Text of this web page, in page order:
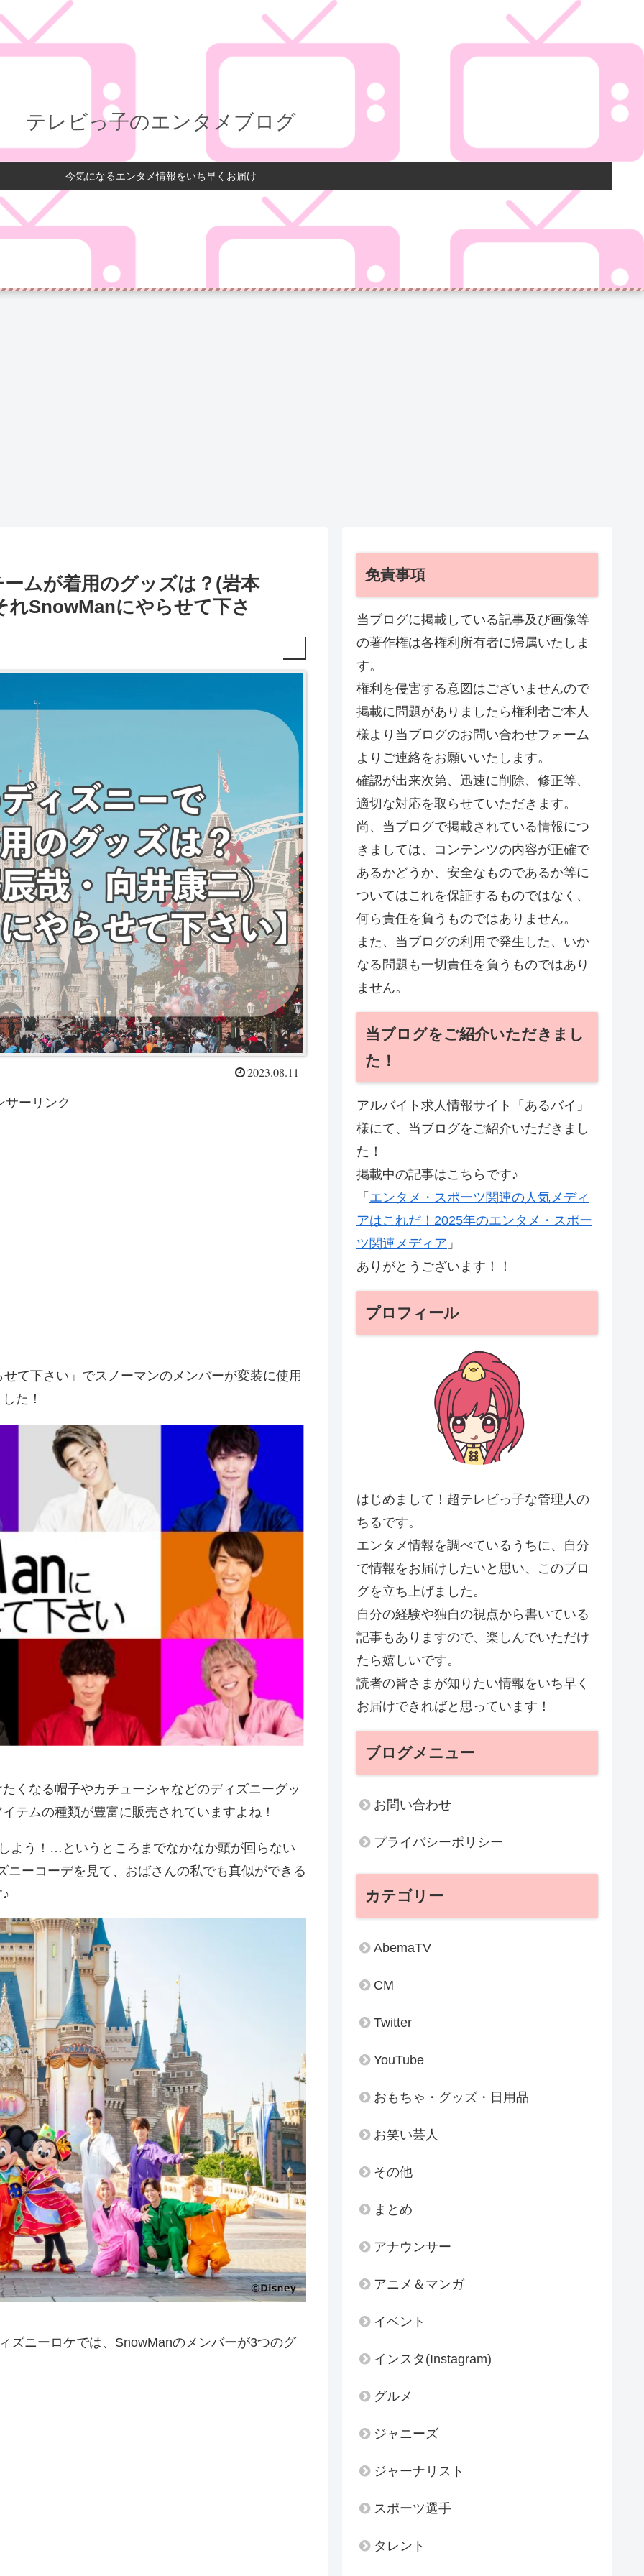
テレビっ子のエンタメブログ
今気になるエンタメ情報をいち早くお届け
ムが着用のグッズは？(岩本
れSnowManにやらせて下さ
2023.08.11
サーリンク
て下さい」でスノーマンのメンバーが変装に使用
た！
くなる帽子やカチューシャなどのディズニーグッ
テムの種類が豊富に販売されていますよね！
よう！…というところまでなかなか頭が回らない
ーコーデを見て、おばさんの私でも真似ができる
ズニーロケでは、SnowManのメンバーが3つのグ
免責事項
当ブログに掲載している記事及び画像等
の著作権は各権利所有者に帰属いたしま
す。
権利を侵害する意図はございませんので
掲載に問題がありましたら権利者ご本人
様より当ブログのお問い合わせフォーム
よりご連絡をお願いいたします。
確認が出来次第、迅速に削除、修正等、
適切な対応を取らせていただきます。
尚、当ブログで掲載されている情報につ
きましては、コンテンツの内容が正確で
あるかどうか、安全なものであるか等に
ついてはこれを保証するものではなく、
何ら責任を負うものではありません。
また、当ブログの利用で発生した、いか
なる問題も一切責任を負うものではあり
ません。
当ブログをご紹介いただきまし
た！
アルバイト求人情報サイト「あるバイ」
様にて、当ブログをご紹介いただきまし
た！
掲載中の記事はこちらです♪
「 エンタメ・スポーツ関連の人気メディ
アはこれだ！2025年のエンタメ・スポー
ツ関連メディア 」
ありがとうございます！！
プロフィール
はじめまして！超テレビっ子な管理人の
ちるです。
エンタメ情報を調べているうちに、自分
で情報をお届けしたいと思い、このブロ
グを立ち上げました。
自分の経験や独自の視点から書いている
記事もありますので、楽しんでいただけ
たら嬉しいです。
読者の皆さまが知りたい情報をいち早く
お届けできればと思っています！
ブログメニュー
お問い合わせ
プライバシーポリシー
カテゴリー
AbemaTV
CM
Twitter
YouTube
おもちゃ・グッズ・日用品
お笑い芸人
その他
まとめ
アナウンサー
アニメ＆マンガ
イベント
インスタ(Instagram)
グルメ
ジャニーズ
ジャーナリスト
スポーツ選手
タレント